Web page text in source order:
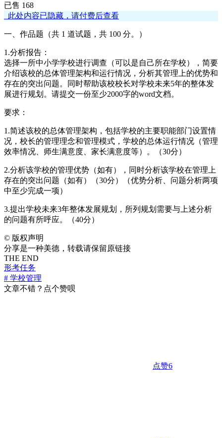
已售 168
此处内容已隐藏，请付费后查看
一、作品题（共 1 道试题，共 100 分。）
1.分析报告：
选择一所中小学学校进行调查（可以是自己所在学校），简要
介绍该校的总体管理架构和运行情况，分析其管理上的优势和
存在的突出问题。同时帮助该校校长对学校未来5年的整体发
展进行规划。请提交一份至少2000字的word文档。
要求：
1.简述该校的总体管理架构，包括学校的主要职能部门设置情
况，校长的管理理念和管理模式，学校的总体运行情况（管理
效率情况、师生满意度、家长满意度等）。（30分）
2.分析该学校的管理优势（如有），同时分析该学校在管理上
存在的突出问题（如有）（30分）（优势分析、问题分析两项
中至少完成一项）
3.提出学校未来3年整体发展规划，所列规划需要与上述分析
的问题有所呼应。（40分）
© 版权声明
分享是一种美德，转载请保留原链接
THE END
形考任务
# 学校管理
文章不错？点个赞呗
点赞6